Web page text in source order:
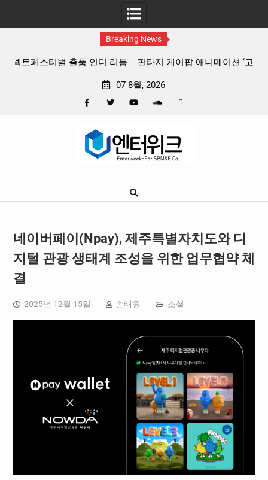
Breaking News
판타지 케이팝 애니메이션 ‘고스트밴드’ 8월 26일(수) 개봉
07 8월, 2026
Google
네이버페이(Npay), 제주특별자치도와 디
지털 관광 생태계 조성을 위한 업무협약 체
결
2025년 12월 15일 손태원 소셜